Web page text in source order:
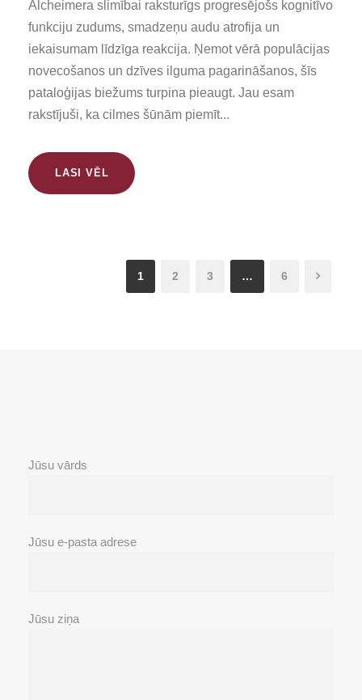
Alcheimera slimībai raksturīgs progresējošs kognitīvo
funkciju zudums, smadzeņu audu atrofija un
iekaisumam līdzīga reakcija. Ņemot vērā populācijas
novecošanos un dzīves ilguma pagarināšanos, šīs
pataloģijas biežums turpina pieaugt. Jau esam
rakstījuši, ka cilmes šūnām piemīt...
LASI VĒL
1 2 3 … 6
Jūsu vārds
Jūsu e-pasta adrese
Jūsu ziņa